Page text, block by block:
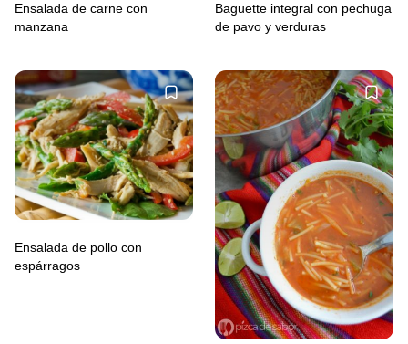
Ensalada de carne con
manzana
Baguette integral con pechuga
de pavo y verduras
Ensalada de pollo con
espárragos